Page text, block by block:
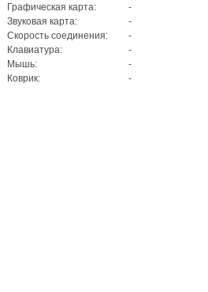
Графическая карта:
-
Звуковая карта:
-
Скорость соединения:
-
Клавиатура:
-
Мышь:
-
Коврик:
-